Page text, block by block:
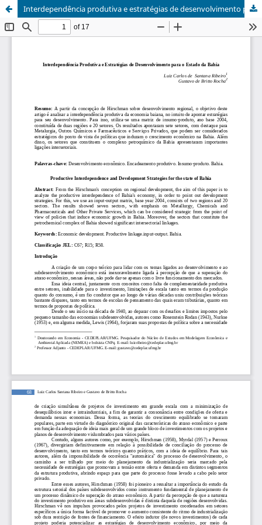
Interdependência produtiva e estratégias de desenvolvimento para o estado da Bahia